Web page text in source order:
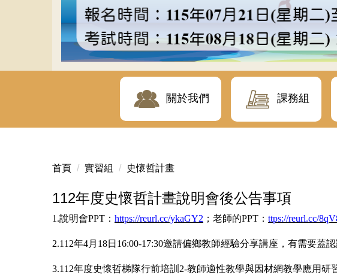
教程甄選banner
關於我們 課務組
首頁 實習組 史懷哲計畫
112年度史懷哲計畫說明會後公告事項
1.說明會PPT： https://reurl.cc/ykaGY2 ；老師的PPT： ttps://reurl.cc/
2.112年4月18日16:00-17:30邀請偏鄉教師經驗分享講座，有需要蓋
3.112年度史懷哲梯隊行前培訓2-教師適性教學與因材網教學應用研